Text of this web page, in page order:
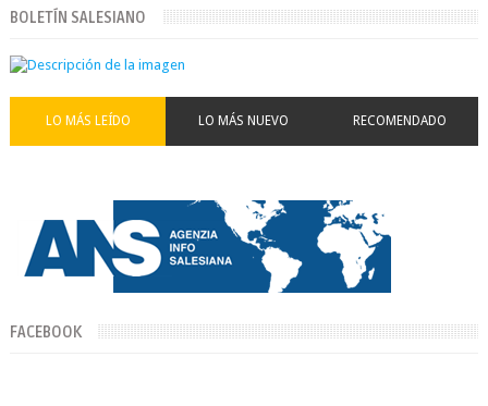
BOLETÍN SALESIANO
LO MÁS LEÍDO LO MÁS NUEVO RECOMENDADO
FACEBOOK